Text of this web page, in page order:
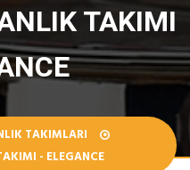
TAKIMI
TAKIMLARI
- ELEGANCE